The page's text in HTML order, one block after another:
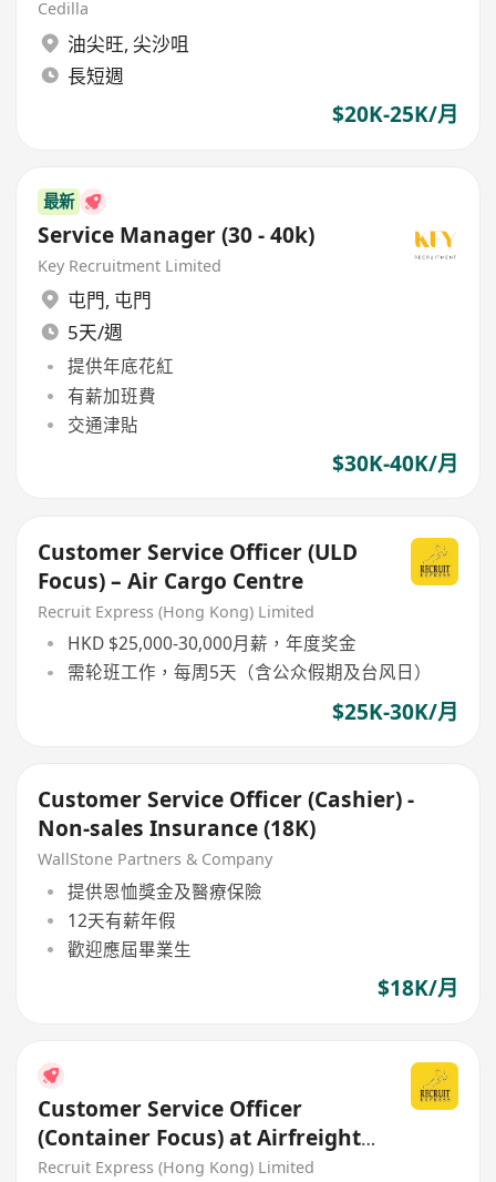
Cedilla
油尖旺, 尖沙咀
長短週
$20K-25K/月
最新
Service Manager (30 - 40k)
Key Recruitment Limited
屯門, 屯門
5天/週
提供年底花紅
有薪加班費
交通津貼
$30K-40K/月
Customer Service Officer (ULD
Focus) – Air Cargo Centre
Recruit Express (Hong Kong) Limited
HKD $25,000-30,000月薪，年度奖金
需轮班工作，每周5天（含公众假期及台风日）
$25K-30K/月
Customer Service Officer (Cashier) -
Non-sales Insurance (18K)
WallStone Partners & Company
提供恩恤獎金及醫療保險
12天有薪年假
歡迎應屆畢業生
$18K/月
Customer Service Officer
(Container Focus) at Airfreight
Centre
Recruit Express (Hong Kong) Limited